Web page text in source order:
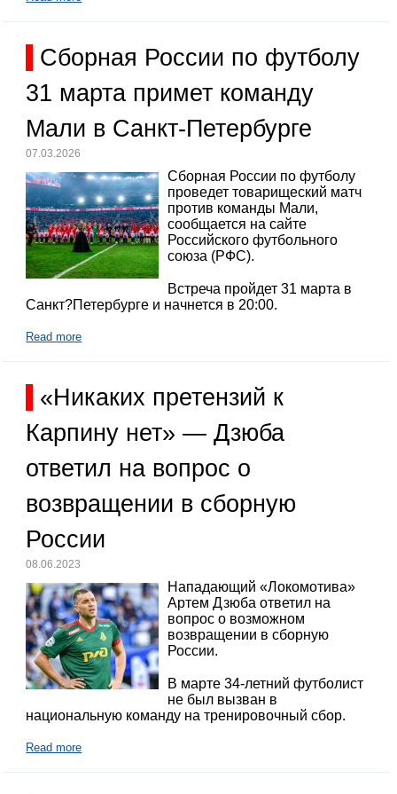
Сборная России по футболу
31 марта примет команду
Мали в Санкт-Петербурге
07.03.2026
Сборная России по футболу
проведет товарищеский матч
против команды Мали,
сообщается на сайте
Российского футбольного
союза (РФС).
Встреча пройдет 31 марта в
Санкт?Петербурге и начнется в 20:00.
Read more
«Никаких претензий к
Карпину нет» — Дзюба
ответил на вопрос о
возвращении в сборную
России
08.06.2023
Нападающий «Локомотива»
Артем Дзюба ответил на
вопрос о возможном
возвращении в сборную
России.
В марте 34-летний футболист
не был вызван в
национальную команду на тренировочный сбор.
Read more